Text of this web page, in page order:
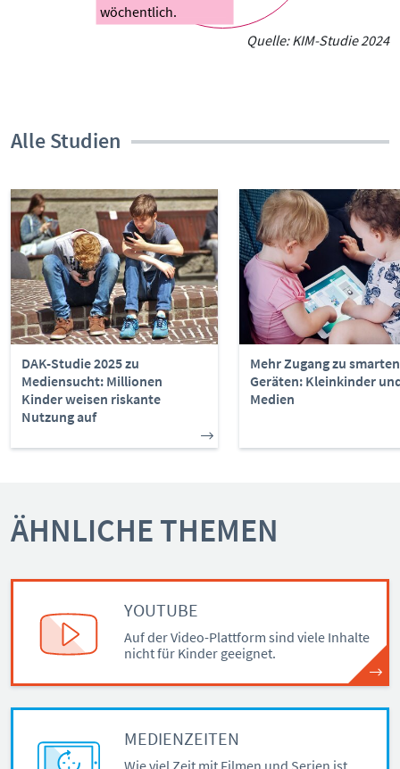
wöchentlich.
Quelle: KIM-Studie 2024
Alle Studien
DAK-Studie 2025 zu
Mediensucht: Millionen
Kinder weisen riskante
Nutzung auf
Mehr Zugang zu smarten
Geräten: Kleinkinder
Medien
ÄHNLICHE THEMEN
YOUTUBE
Auf der Video-Plattform sind viele Inhalte
nicht für Kinder geeignet.
MEDIENZEITEN